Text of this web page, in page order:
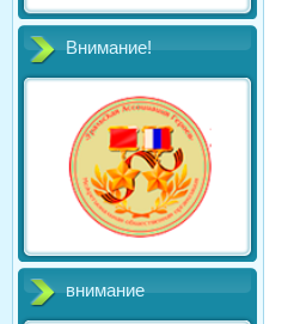
Внимание!
внимание